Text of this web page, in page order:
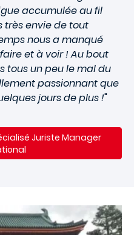
accumulée au fil
très envie de tout
nous a manqué
et à voir ! Au bout
tous un peu le mal du
passionnant que
jours de plus !"
Juriste Manager